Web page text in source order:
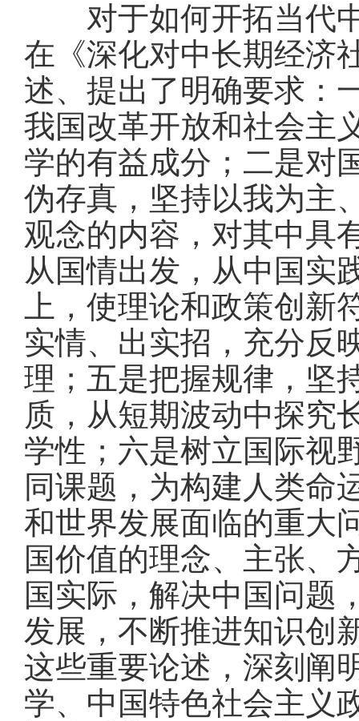
对于如何开拓当代中
在《深化对中长期经济
述、提出了明确要求：
我国改革开放和社会主
学的有益成分；二是对
伪存真，坚持以我为主
观念的内容，对其中具
从国情出发，从中国实
上，使理论和政策创
实情、出实招，充分反
理；五是把握规律，坚
质，从短期波动中探究
学性；六是树立国际视
同课题，为构建人类命
和世界发展面临的重大
国价值的理念、主张、
国实际，解决中国问题
发展，不断推进知识创
这些重要论述，深刻阐
学、中国特色社会主义